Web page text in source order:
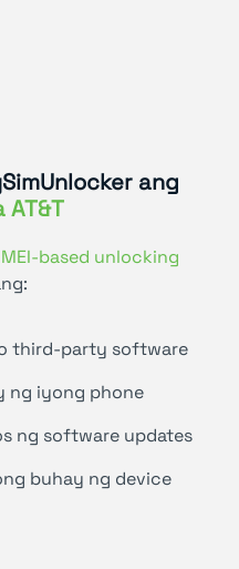
ang
AT&T
based unlocking
third-party software
ng iyong phone
ng software updates
buhay ng device